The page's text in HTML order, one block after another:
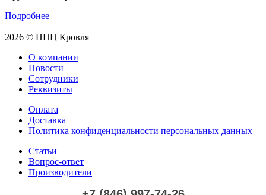
Подробнее
2026 © НПЦ Кровля
О компании
Новости
Сотрудники
Реквизиты
Оплата
Доставка
Политика конфиденциальности персональных данных
Статьи
Вопрос-ответ
Производители